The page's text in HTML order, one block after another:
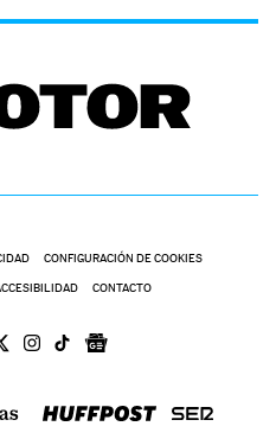
CONFIGURACIÓN DE COOKIES
CONTACTO